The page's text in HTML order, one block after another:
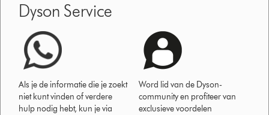
Dyson Service
Als je de informatie die je zoekt
niet kunt vinden of verdere
hulp nodig hebt, kun je via
Word lid van de Dyson-
community en profiteer van
exclusieve voordelen